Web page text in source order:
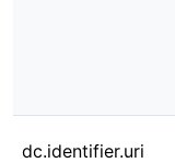
dc.identifier.uri